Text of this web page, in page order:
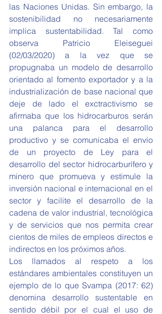
las Naciones Unidas. Sin embargo, la
sostenibilidad no necesariamente
implica sustentabilidad. Tal como
observa Patricio Eleiseguei
(02/03/2020) a la vez que se
propugnaba un modelo de desarrollo
orientado al fomento exportador y a la
industrialización de base nacional que
deje de lado el exctractivismo se
afirmaba que los hidrocarburos serán
una palanca para el desarrollo
productivo y se comunicaba el envío
de un proyecto de Ley para el
desarrollo del sector hidrocarburífero y
minero que promueva y estimule la
inversión nacional e internacional en el
sector y facilite el desarrollo de la
cadena de valor industrial, tecnológica
y de servicios que nos permita crear
cientos de miles de empleos directos e
indirectos en los próximos años.
Los llamados al respeto a los
estándares ambientales constituyen un
ejemplo de lo que Svampa (2017: 62)
denomina desarrollo sustentable en
sentido débil por el cual el uso de